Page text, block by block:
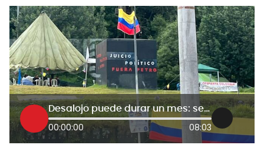
Desalojo puede durar un mes: secretario de Gobierno de Bogotá sobre protesta en monumento a Gandhi
00:00:00 08:03